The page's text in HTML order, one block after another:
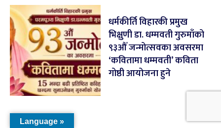
धर्मकीर्ति विहारकी प्रमुख
भिक्षुणी डा. धम्मवती गुरुमाँको
९३औँ जन्मोत्सवका अवसरमा
‘कवितामा धम्मवती’ कविता
गोष्ठी आयोजना हुने
Language »